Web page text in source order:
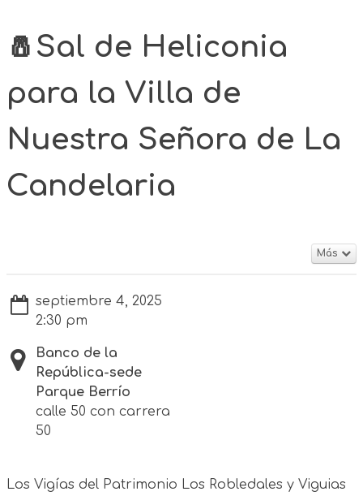
🧂Sal de Heliconia
para la Villa de
Nuestra Señora de La
Candelaria
Más
septiembre 4, 2025
2:30 pm
Banco de la
República-sede
Parque Berrío
calle 50 con carrera
50
Los Vigías del Patrimonio Los Robledales y Viguias